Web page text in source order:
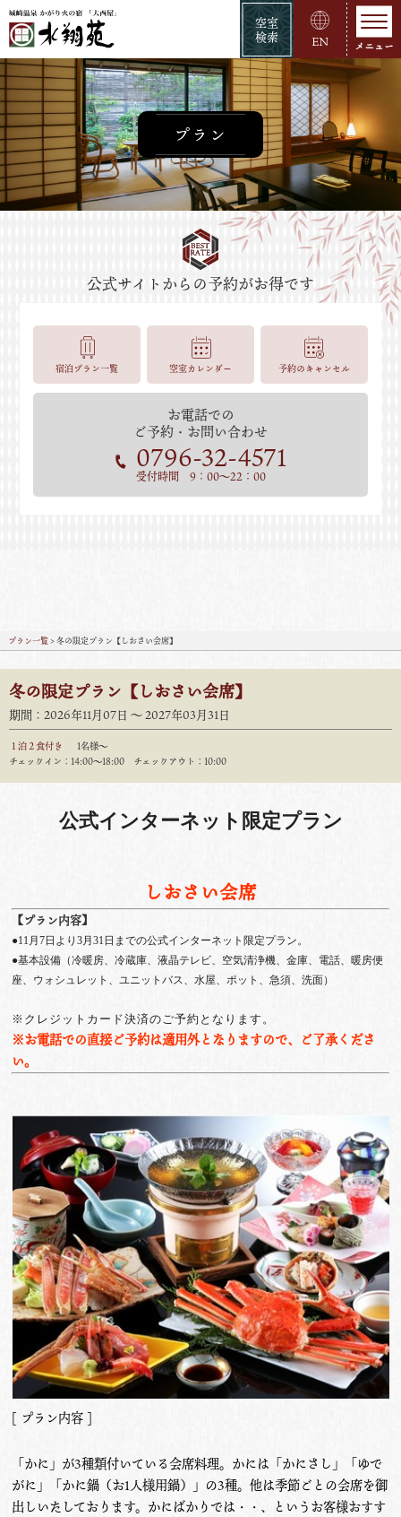
空室
検索
EN
プラン
お電話での
ご予約・お問い合わせ
0796-32-4571
受付時間 9：00～22：00
宿泊プラン一覧 空室カレンダー 予約のキャンセル
プラン一覧> 冬の限定プラン【しおさい会席】
冬の限定プラン【しおさい会席】
期間：2026年11月07日 〜 2027年03月31日
１泊２食付き
1名様～
チェックイン：14:00〜18:00 チェックアウト：10:00
公式インターネット限定プラン
しおさい会席
【プラン内容】
●11月7日より3月31日までの公式インターネット限定プラン。
●基本設備（冷暖房、冷蔵庫、液晶テレビ、空気清浄機、金庫、電話、暖房便
座、ウォシュレット、ユニットバス、水屋、ポット、急須、洗面）
※クレジットカード決済のご予約となります。
※お電話での直接ご予約は適用外となりますので、ご了承くださ
い。
[ プラン内容 ]
「かに」が3種類付いている会席料理。かには「かにさし」「ゆで
がに」「かに鍋（お1人様用鍋）」の3種。他は季節ごとの会席を御
出しいたしております。かにばかりでは・・、というお客様おすす